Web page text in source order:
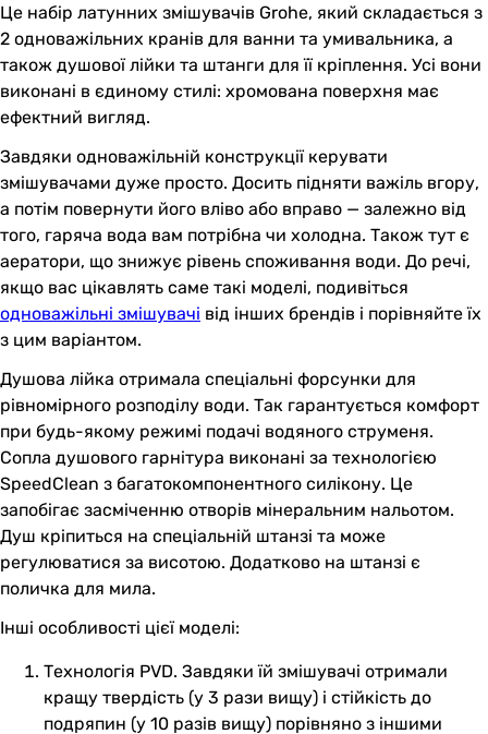
Це набір латунних змішувачів Grohe, який складається з
2 одноважільних кранів для ванни та умивальника, а
також душової лійки та штанги для її кріплення. Усі вони
виконані в єдиному стилі: хромована поверхня має
ефектний вигляд.
Завдяки одноважільній конструкції керувати
змішувачами дуже просто. Досить підняти важіль вгору,
а потім повернути його вліво або вправо — залежно від
того, гаряча вода вам потрібна чи холодна. Також тут є
аератори, що знижує рівень споживання води. До речі,
якщо вас цікавлять саме такі моделі, подивіться
одноважільні змішувачі від інших брендів і порівняйте їх
з цим варіантом.
Душова лійка отримала спеціальні форсунки для
рівномірного розподілу води. Так гарантується комфорт
при будь-якому режимі подачі водяного струменя.
Сопла душового гарнітура виконані за технологією
SpeedClean з багатокомпонентного силікону. Це
запобігає засміченню отворів мінеральним нальотом.
Душ кріпиться на спеціальній штанзі та може
регулюватися за висотою. Додатково на штанзі є
поличка для мила.
Інші особливості цієї моделі:
Технологія PVD. Завдяки їй змішувачі отримали
кращу твердість (у 3 рази вищу) і стійкість до
подряпин (у 10 разів вищу) порівняно з іншими